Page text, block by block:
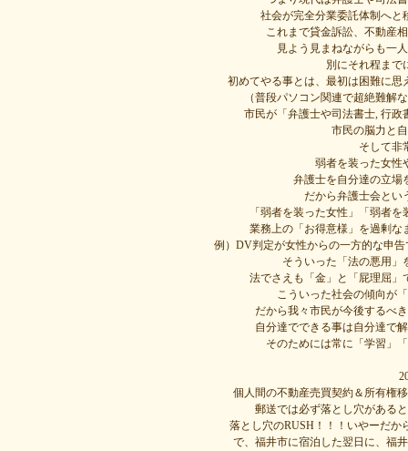
社会が完全分業委託体制へと
これまで貸金訴訟、不動産
見よう見まねながらも一
別にそれ程まで
初めてやる事とは、最初は困難に
（普段パソコン関連で超絶難解
市民が「弁護士や司法書士, 行
市民の脳力と
そして非
弱者を装った女性
弁護士を自分達の立場
だから弁護士会とい
「弱者を装った女性」「弱者
業務上の「お得意様」を過剰な
例）DV判定が女性からの一方的な申
そういった「法の悪用」
法でさえも「金」と「屁理屈」
こういった社会の傾向が
だから我々市民が今後するべ
自分達でできる事は自分達で
そのためには常に「学習」
個人間の不動産売買契約＆所有権
郵送では必ず落とし穴がある
落とし穴のRUSH！！！いやーだか
で、福井市に宿泊した翌日に、福